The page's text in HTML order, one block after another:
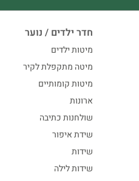
חדר ילדים / נוער
מיטות ילדים
מיטה מתקפלת לקיר
מיטות קומותיים
ארונות
שולחנות כתיבה
שידת איפור
שידות
שידות לילה